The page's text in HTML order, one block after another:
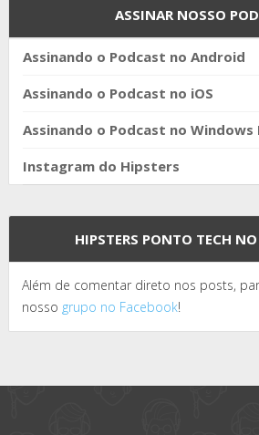
ASSINAR NOSSO
Assinando o Podcast no Android
Assinando o Podcast no iOS
Assinando o Podcast no Windows
Instagram do Hipsters
HIPSTERS PONTO TECH
Além de comentar direto nos posts,
nosso grupo no Facebook!